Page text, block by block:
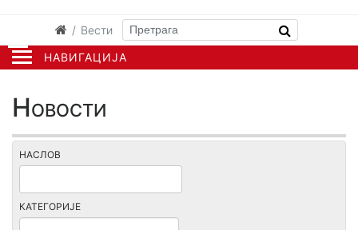
НАВИГАЦИЈА
Вести
Новости
НАСЛОВ
КАТЕГОРИЈЕ